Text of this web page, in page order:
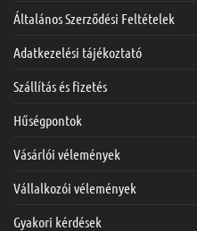
Általános Szerződési Feltételek
Adatkezelési tájékoztató
Szállítás és fizetés
Hűségpontok
Vásárlói vélemények
Vállalkozói vélemények
Gyakori kérdések